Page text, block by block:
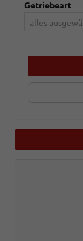
Getriebeart
alles